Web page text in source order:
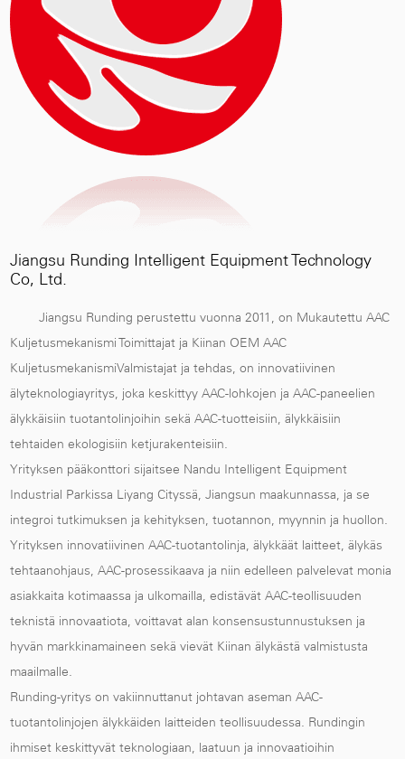
Jiangsu Runding Intelligent Equipment Technology
Co, Ltd.
Jiangsu Runding perustettu vuonna 2011, on Mukautettu AAC
Kuljetusmekanismi Toimittajat ja Kiinan OEM AAC
KuljetusmekanismiValmistajat ja tehdas, on innovatiivinen
älyteknologiayritys, joka keskittyy AAC-lohkojen ja AAC-paneelien
älykkäisiin tuotantolinjoihin sekä AAC-tuotteisiin, älykkäisiin
tehtaiden ekologisiin ketjurakenteisiin.
Yrityksen pääkonttori sijaitsee Nandu Intelligent Equipment
Industrial Parkissa Liyang Cityssä, Jiangsun maakunnassa, ja se
integroi tutkimuksen ja kehityksen, tuotannon, myynnin ja huollon.
Yrityksen innovatiivinen AAC-tuotantolinja, älykkäät laitteet, älykäs
tehtaanohjaus, AAC-prosessikaava ja niin edelleen palvelevat monia
asiakkaita kotimaassa ja ulkomailla, edistävät AAC-teollisuuden
teknistä innovaatiota, voittavat alan konsensustunnustuksen ja
hyvän markkinamaineen sekä vievät Kiinan älykästä valmistusta
maailmalle.
Runding-yritys on vakiinnuttanut johtavan aseman AAC-
tuotantolinjojen älykkäiden laitteiden teollisuudessa. Rundingin
ihmiset keskittyvät teknologiaan, laatuun ja innovaatioihin